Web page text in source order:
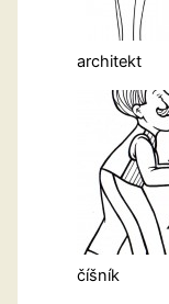
architekt
číšník